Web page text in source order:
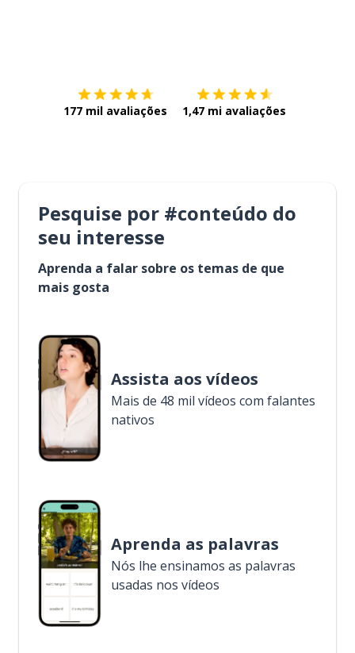
177 mil avaliações 1,47 mi avaliações
Pesquise por #conteúdo do
seu interesse
Aprenda a falar sobre os temas de que
mais gosta
Assista aos vídeos
Mais de 48 mil vídeos com falantes
nativos
Aprenda as palavras
Nós lhe ensinamos as palavras
usadas nos vídeos